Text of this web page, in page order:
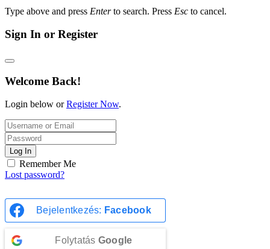
Type above and press Enterto search. Press Esc to cancel.
Sign In or Register
Welcome Back!
Login below orRegister Now.
Log In
Remember Me
Lost password?
Bejelentkezés: Facebook
Folytatás Google